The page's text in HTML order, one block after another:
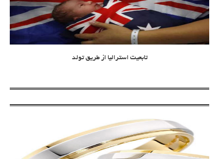
تابعیت استرالیا از طریق تولد